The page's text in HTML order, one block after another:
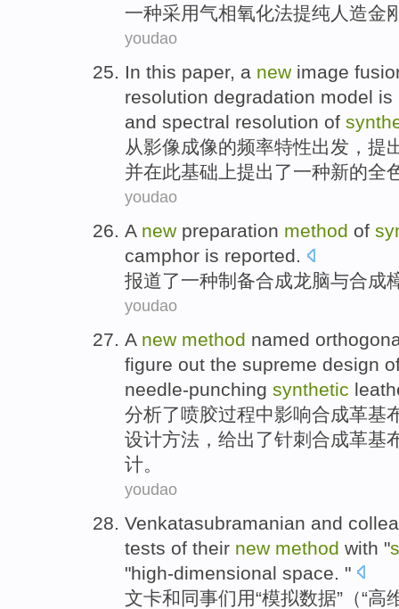
一种采用气相氧化法提纯人造金
youdao
In this paper, a new image
resolution degradation model is
and spectral resolution of
从影像成像的频率特性出发， 提
并在此基础 上提出了一种新的全
youdao
A new preparation method of
camphor is reported.
报道了一种制备合成龙脑与合成
youdao
A new method named
figure out the supreme design
needle-punching synthetic
分析了喷胶过程中影响合成革基
设计方法 ， 给出了针刺合成革基
计。
youdao
Venkatasubramanian and
tests of their new method with "
"high-dimensional space . "
文卡和同事们 用“模拟数据”（“高